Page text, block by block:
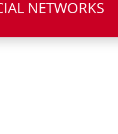
NETWORKS